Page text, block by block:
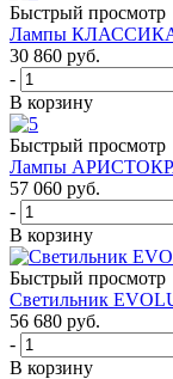
Быстрый просмотр
Лампы
30 860 руб.
-
В корзину
Быстрый просмотр
Лампы
57 060 руб.
-
В корзину
Быстрый просмотр
Светильник
56 680 руб.
-
В корзину